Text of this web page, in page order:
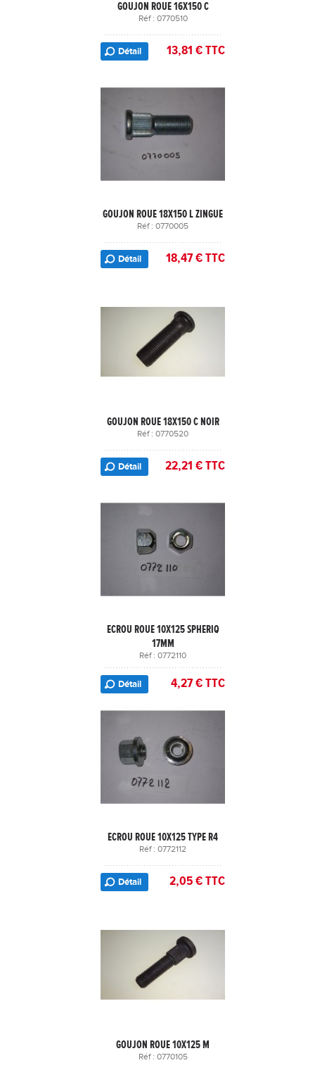
GOUJON ROUE 16X150 C
Réf : 0770510
Détail 13,81 € TTC
GOUJON ROUE 18X150 L ZINGUE
Réf : 0770005
Détail 18,47 € TTC
GOUJON ROUE 18X150 C NOIR
Réf : 0770520
Détail 22,21 € TTC
ECROU ROUE 10X125 SPHERIQ
17MM
Réf : 0772110
Détail 4,27 € TTC
ECROU ROUE 10X125 TYPE R4
Réf : 0772112
Détail 2,05 € TTC
GOUJON ROUE 10X125 M
Réf : 0770105